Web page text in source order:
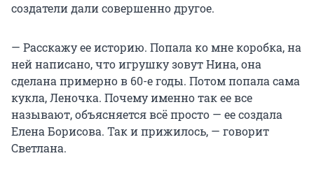
создатели дали совершенно другое.
— Расскажу ее историю. Попала ко мне коробка, на
ней написано, что игрушку зовут Нина, она
сделана примерно в 60-е годы. Потом попала сама
кукла, Леночка. Почему именно так ее все
называют, объясняется всё просто — ее создала
Елена Борисова. Так и прижилось, — говорит
Светлана.